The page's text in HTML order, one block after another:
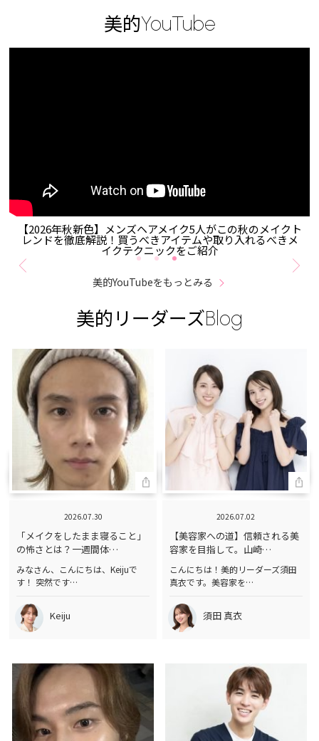
美的YouTube
色】メンズヘアメイク5人がこの秋のメイクト
解説！買うべきアイテムや取り入れるべきメ
イクテクニックをご紹介
【永野が美を
在ですか
美的YouTubeをもっとみる
美的リーダーズBlog
2026.07.30
「メイクをしたまま寝ること」
の怖さとは？一週間体…
みなさん、こんにちは、Keijuで
す！ 突然です…
Keiju
2026.07.02
【美容家への道】信頼される美
容家を目指して。山崎…
こんにちは！美的リーダーズ須田
真衣です。美容家を…
須田 真衣